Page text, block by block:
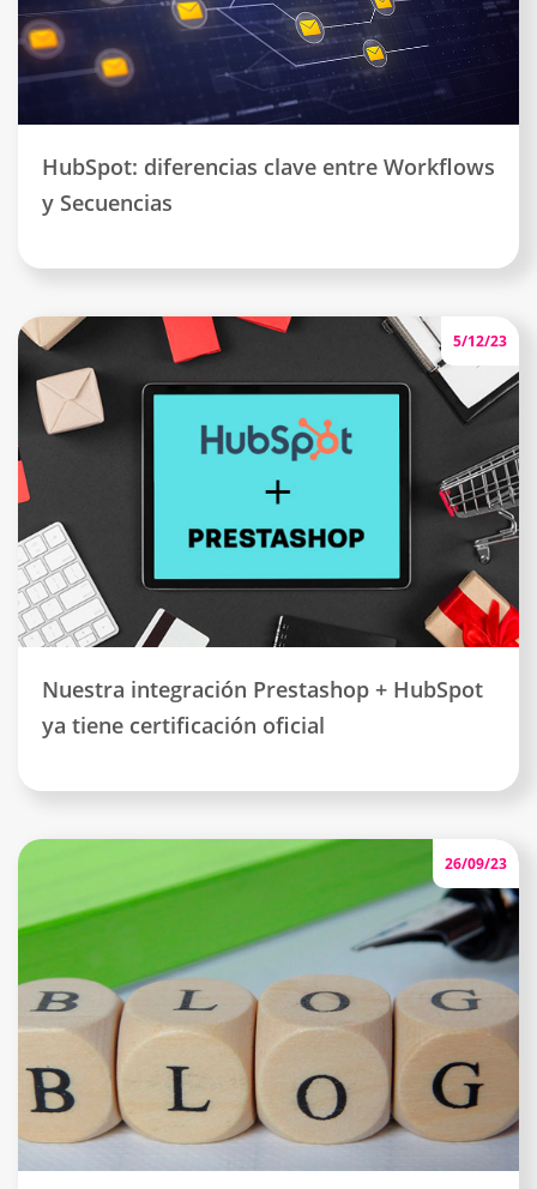
HubSpot: diferencias clave entre Workflows
y Secuencias
5/12/23
Nuestra integración Prestashop + HubSpot
ya tiene certificación oficial
26/09/23